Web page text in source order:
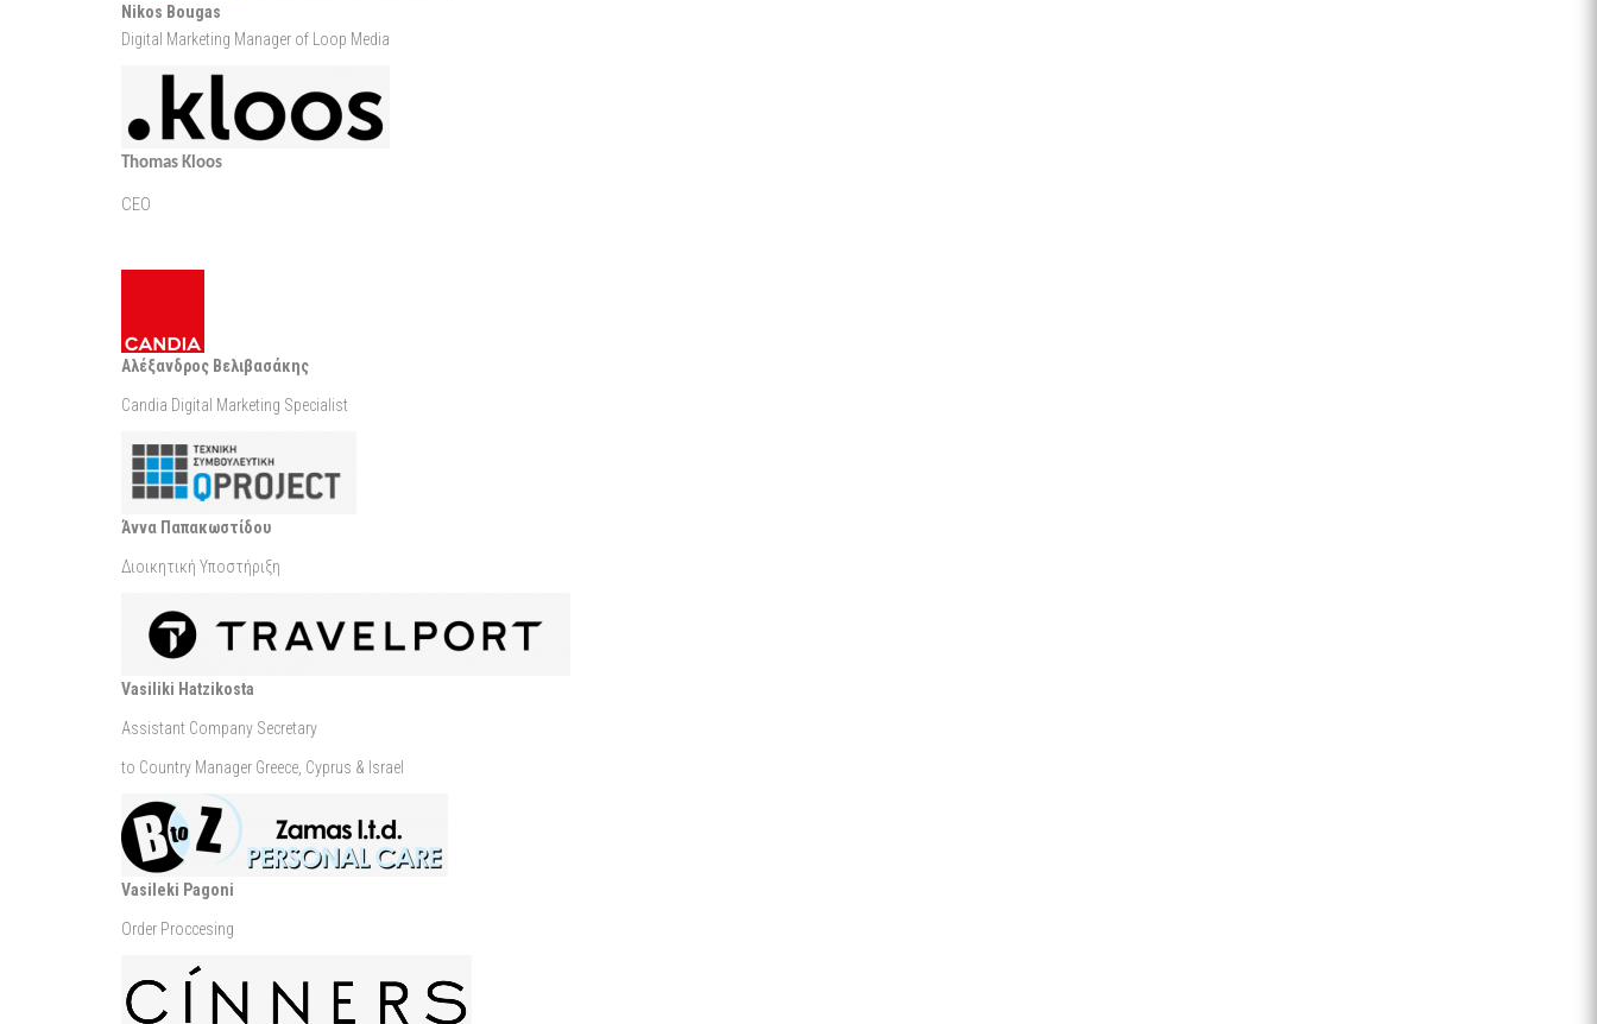
Nikos Bougas
Digital Marketing Manager of Loop Media
Thomas Kloos
CEO
Αλέξανδρος Βελιβασάκης
Candia Digital Marketing Specialist
Άννα Παπακωστίδου
Διοικητική Υποστήριξη
Vasiliki Hatzikosta
Assistant Company Secretary
to Country Manager Greece, Cyprus & Israel
Vasileki Pagoni
Order Proccesing